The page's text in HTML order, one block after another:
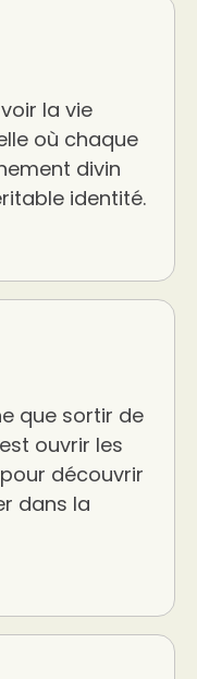
la vie
où chaque
divin
identité.
que sortir de
ouvrir les
découvrir
dans la